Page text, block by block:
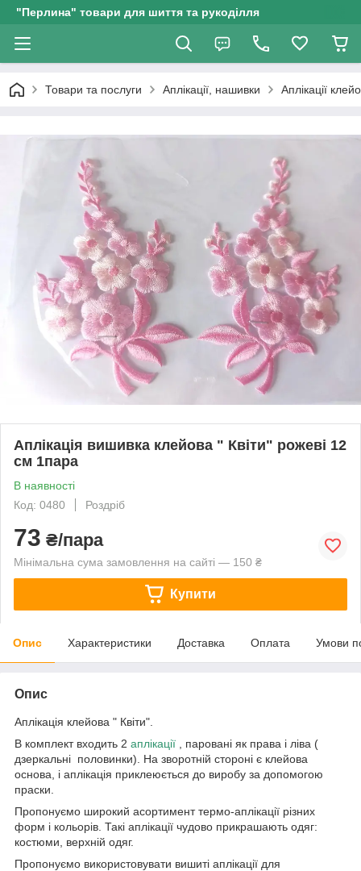
"Перлина" товари для шиття та рукоділля
Товари та послуги Аплікації, нашивки Аплікації
Аплікація вишивка клейова " Квіти" рожеві 12
см 1пара
В наявності
Код: 0480
Роздріб
73 ₴/пара
Мінімальна сума замовлення на сайті — 150 ₴
Купити
Опис Характеристики Доставка Оплата Умови
Опис
Аплікація клейова " Квіти".
В комплект входить 2 аплікації , паровані як права і ліва (
дзеркальні половинки). На зворотній стороні є клейова
основа, і аплікація приклеюється до виробу за допомогою
праски.
Пропонуємо широкий асортимент термо-аплікації різних
форм і кольорів. Такі аплікації чудово прикрашають одяг:
костюми, верхній одяг.
Пропонуємо використовувати вишиті аплікації для